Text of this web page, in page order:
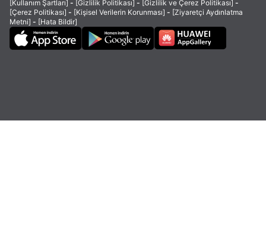
[Kullanım Şartları] - [Gizlilik Politikası] - [Gizlilik ve Çerez Politikası] -
[Çerez Politikası] - [Kişisel Verilerin Korunması] - [Ziyaretçi Aydınlatma
Metni] - [Hata Bildir]